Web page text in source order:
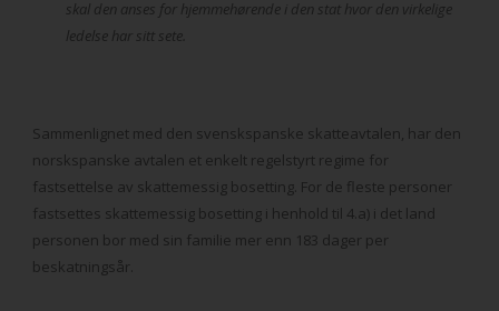
skal den anses for hjemmehørende i den stat hvor den virkelige
ledelse har sitt sete.
Sammenlignet med den svenskspanske skatteavtalen, har den
norskspanske avtalen et enkelt regelstyrt regime for
fastsettelse av skattemessig bosetting. For de fleste personer
fastsettes skattemessig bosetting i henhold til 4.a) i det land
personen bor med sin familie mer enn 183 dager per
beskatningsår.